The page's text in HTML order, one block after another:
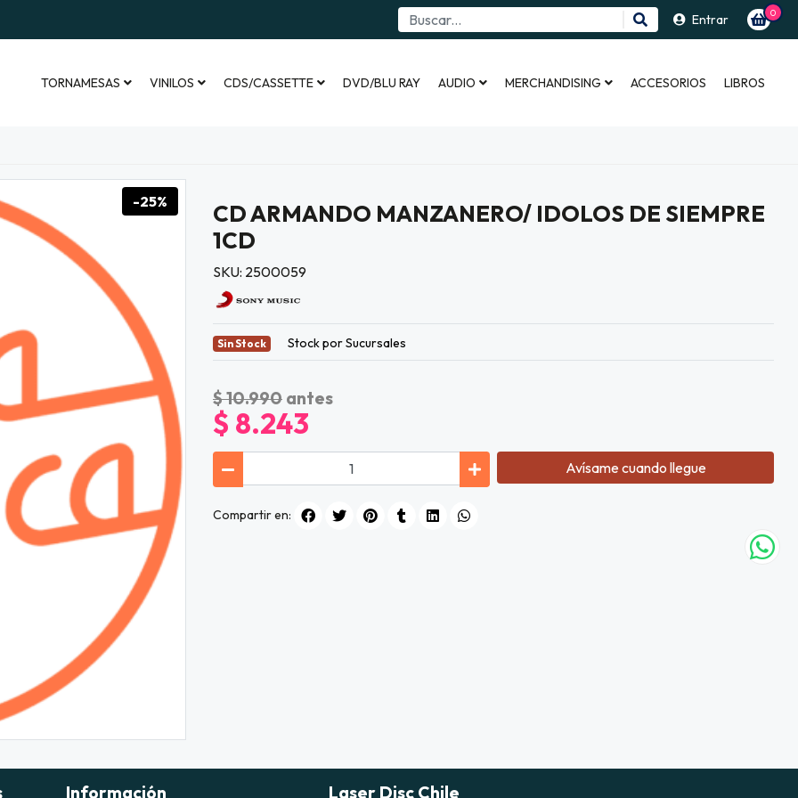
Entrar 0
TORNAMESAS VINILOS CDS/CASSETTE DVD/BLU RAY AUDIO MERCHANDISING ACCESORIOS LIBROS
-25%
CD ARMANDO MANZANERO/ IDOLOS DE SIEMPRE
1CD
SKU: 2500059
Sin Stock Stock por Sucursales
$ 10.990 antes
$ 8.243
Avísame cuando llegue
Compartir en:
Información Laser Disc Chile